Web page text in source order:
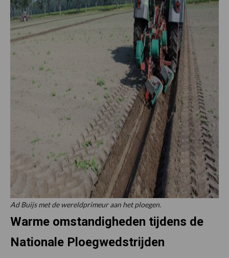
Ad Buijs met de wereldprimeur aan het ploegen.
Warme omstandigheden tijdens de
Nationale Ploegwedstrijden